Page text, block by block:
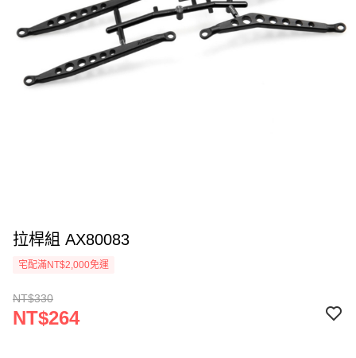
拉桿組 AX80083
宅配滿NT$2,000免運
NT$330
NT$264